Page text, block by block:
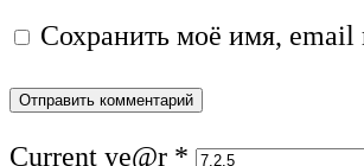
Сохранить моё имя, email
Current ye@r *